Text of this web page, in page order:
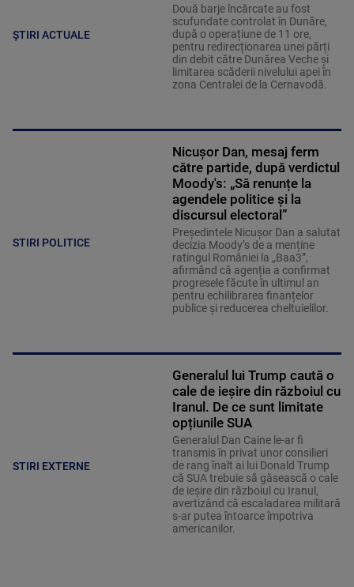
ȘTIRI ACTUALE
Două barje încărcate au fost
scufundate controlat în Dunăre,
după o operațiune de 11 ore,
pentru redirecționarea unei părți
din debit către Dunărea Veche și
limitarea scăderii nivelului apei în
zona Centralei de la Cernavodă.
STIRI POLITICE
Nicușor Dan, mesaj ferm
către partide, după verdictul
Moody's: „Să renunțe la
agendele politice şi la
discursul electoral”
Președintele Nicușor Dan a salutat
decizia Moody’s de a menține
ratingul României la „Baa3”,
afirmând că agenția a confirmat
progresele făcute în ultimul an
pentru echilibrarea finanțelor
publice și reducerea cheltuielilor.
STIRI EXTERNE
Generalul lui Trump caută o
cale de ieșire din războiul cu
Iranul. De ce sunt limitate
opțiunile SUA
Generalul Dan Caine le-ar fi
transmis în privat unor consilieri
de rang înalt ai lui Donald Trump
că SUA trebuie să găsească o cale
de ieșire din războiul cu Iranul,
avertizând că escaladarea militară
s-ar putea întoarce împotriva
americanilor.